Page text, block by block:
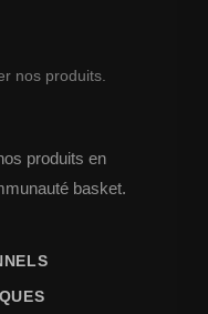
nos produits.
produits en
basket.